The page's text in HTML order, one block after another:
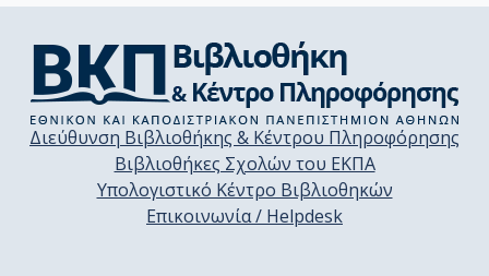
Διεύθυνση Βιβλιοθήκης & Κέντρου Πληροφόρησης
Βιβλιοθήκες Σχολών του ΕΚΠΑ
Υπολογιστικό Κέντρο Βιβλιοθηκών
Επικοινωνία / Helpdesk